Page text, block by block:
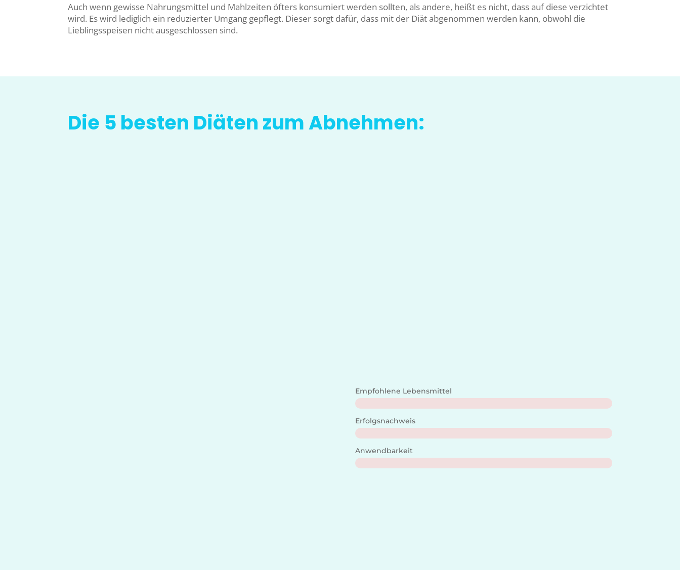
Auch wenn gewisse Nahrungsmittel und Mahlzeiten öfters konsumiert werden sollten, als andere, heißt es nicht, dass auf diese verzichtet
wird. Es wird lediglich ein reduzierter Umgang gepflegt. Dieser sorgt dafür, dass mit der Diät abgenommen werden kann, obwohl die
Lieblingsspeisen nicht ausgeschlossen sind.
Die 5 besten Diäten zum Abnehmen:
Empfohlene Lebensmittel
Erfolgsnachweis
Anwendbarkeit